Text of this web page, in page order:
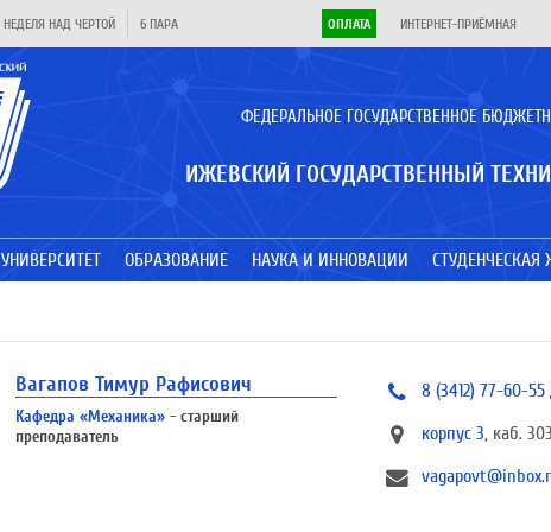
НЕДЕЛЯ НАД ЧЕРТОЙ 6 ПАРА ОПЛАТА ИНТЕРНЕТ-ПРИЁМНАЯ
ФЕДЕРАЛЬНОЕ ГОСУДАРСТВЕННОЕ
ИЖЕВСКИЙ ГОСУДАРСТВЕННЫЙ
УНИВЕРСИТЕТ ОБРАЗОВАНИЕ НАУКА И ИННОВАЦИИ СТУДЕНЧЕСКАЯ
Вагапов Тимур Рафисович
Кафедра «Механика» - старший
преподаватель
8 (3412) 77-60-55
корпус 3, каб. 303